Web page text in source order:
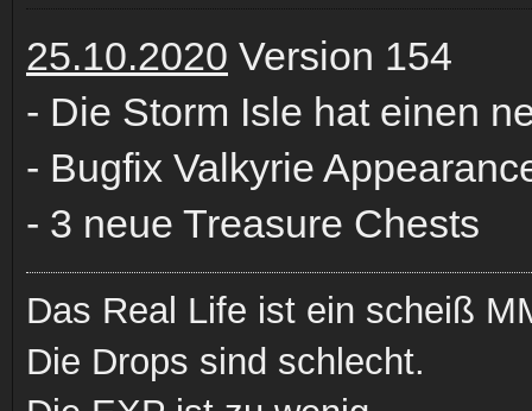
25.10.2020 Version 154
- Die Storm Isle hat einen
- Bugfix Valkyrie
- 3 neue Treasure Chests
Das Real Life ist ein scheiß
Die Drops sind schlecht.